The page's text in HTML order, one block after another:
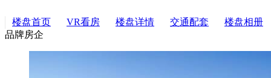
楼盘首页 VR看房 楼盘详情 交通配套
楼盘相册
品牌房企